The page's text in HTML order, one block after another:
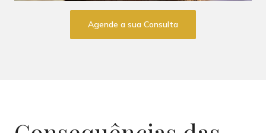
Agende a sua Consulta